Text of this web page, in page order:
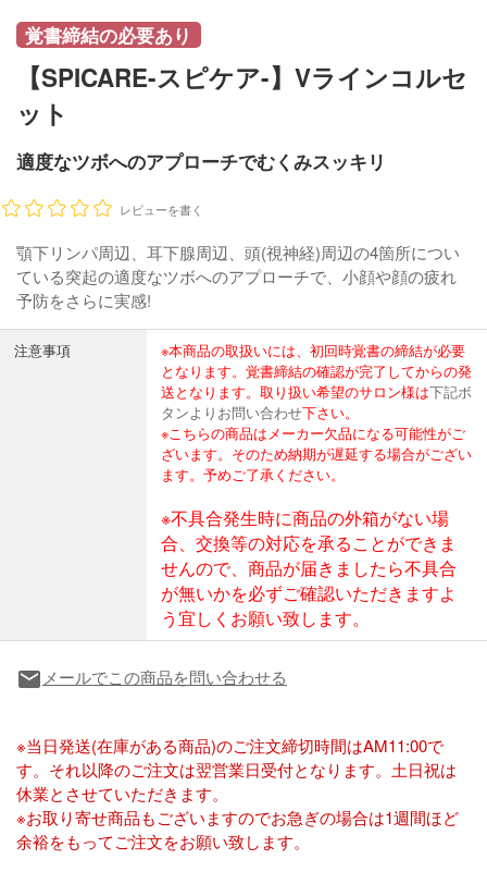
覚書締結の必要あり
【SPICARE-スピケア-】Vラインコルセ
ット
適度なツボへのアプローチでむくみスッキリ
レビューを書く
顎下リンパ周辺、耳下腺周辺、頭(視神経)周辺の4箇所につい
ている突起の適度なツボへのアプローチで、小顔や顔の疲れ
予防をさらに実感!
注意事項
※本商品の取扱いには、初回時覚書の締結が必要
となります。覚書締結の確認が完了してからの発
送となります。取り扱い希望のサロン様は下記ボ
タンよりお問い合わせ下さい。
※こちらの商品はメーカー欠品になる可能性がご
ざいます。そのため納期が遅延する場合がござい
ます。予めご了承ください。
※不具合発生時に商品の外箱がない場
合、交換等の対応を承ることができま
せんので、商品が届きましたら不具合
が無いかを必ずご確認いただきますよ
う宜しくお願い致します。
local_post_officeメールでこの商品を問い合わせる
※当日発送(在庫がある商品)のご注文締切時間はAM11:00で
す。それ以降のご注文は翌営業日受付となります。土日祝は
休業とさせていただきます。
※お取り寄せ商品もございますのでお急ぎの場合は1週間ほど
余裕をもってご注文をお願い致します。